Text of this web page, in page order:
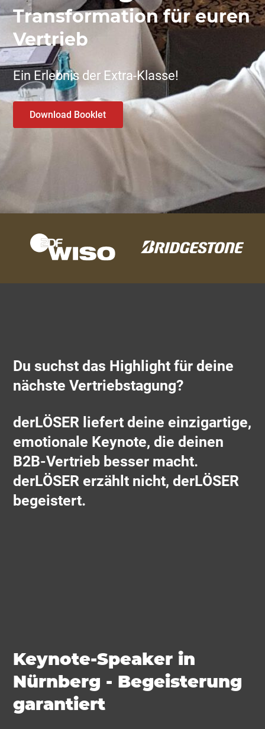
Transformation für euren
Vertrieb
Ein Erlebnis der Extra-Klasse!
Download Booklet
Du suchst das Highlight für deine
nächste Vertriebstagung?
derLÖSER liefert deine einzigartige,
emotionale Keynote, die deinen
B2B-Vertrieb besser macht.
derLÖSER erzählt nicht, derLÖSER
begeistert.
Keynote-Speaker in
Nürnberg - Begeisterung
garantiert